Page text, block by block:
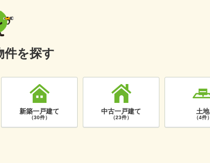
件を探す
新築一戸建て
（30件）
中古一戸建て
（23件）
土地
（4件）